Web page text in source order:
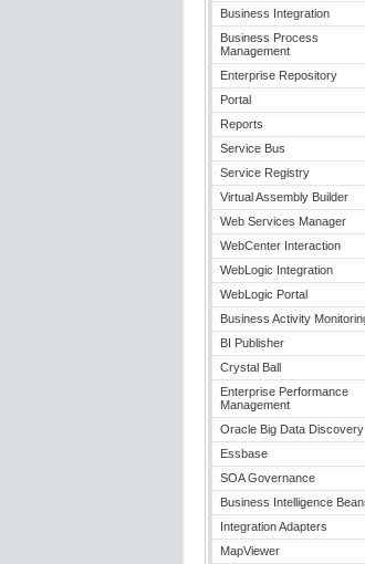
Business Integration
Business Process
Management
Enterprise Repository
Portal
Reports
Service Bus
Service Registry
Virtual Assembly Builder
Web Services Manager
WebCenter Interaction
WebLogic Integration
WebLogic Portal
Business Activity
BI Publisher
Crystal Ball
Enterprise Performance
Management
Oracle Big Data Discovery
Essbase
SOA Governance
Business Intelligence
Integration Adapters
MapViewer